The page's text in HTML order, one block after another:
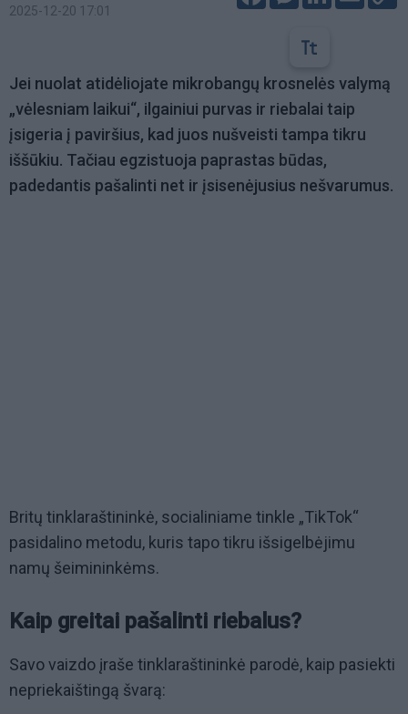
2025-12-20 17:01
Jei nuolat atidėliojate mikrobangų krosnelės valymą
„vėlesniam laikui“, ilgainiui purvas ir riebalai taip
įsigeria į paviršius, kad juos nušveisti tampa tikru
iššūkiu. Tačiau egzistuoja paprastas būdas,
padedantis pašalinti net ir įsisenėjusius nešvarumus.
Britų tinklaraštininkė, socialiniame tinkle „TikTok“
pasidalino metodu, kuris tapo tikru išsigelbėjimu
namų šeimininkėms.
Kaip greitai pašalinti riebalus?
Savo vaizdo įraše tinklaraštininkė parodė, kaip pasiekti
nepriekaištingą švarą: